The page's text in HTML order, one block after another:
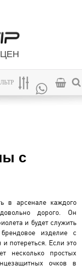
с
в арсенале каждого
дорого. Он
и будет служить
изделие с
потереться. Если это
несколько простых
очков в